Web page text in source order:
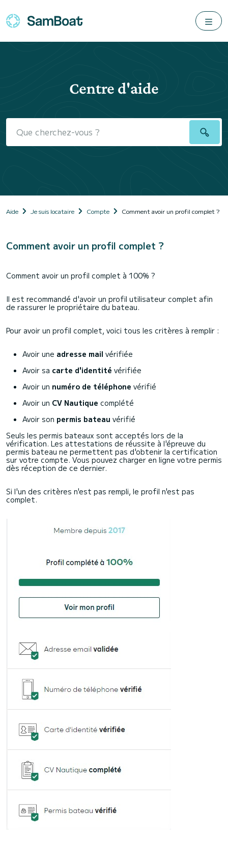
Centre d'aide
Aide Je suis locataire Compte Comment avoir un profil complet ?
Comment avoir un profil complet ?
Comment avoir un profil complet à 100% ?
Il est recommandé d'avoir un profil utilisateur complet afin
de rassurer le propriétaire du bateau.
Pour avoir un profil complet, voici tous les critères à remplir :
Avoir une adresse mail vérifiée
Avoir sa carte d'identité vérifiée
Avoir un numéro de téléphone vérifié
Avoir un CV Nautique complété
Avoir son permis bateau vérifié
Seuls les permis bateaux sont acceptés lors de la
vérification. Les attestations de réussite à l'épreuve du
permis bateau ne permettent pas d'obtenir la certification
sur votre compte. Vous pouvez charger en ligne votre permis
dès réception de ce dernier.
Si l'un des critères n'est pas rempli, le profil n'est pas
complet.